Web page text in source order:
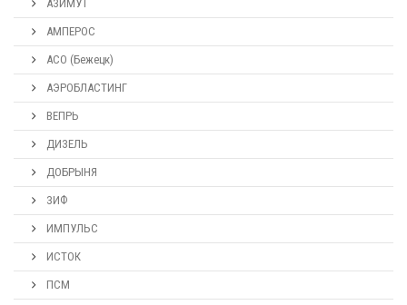
АЗИМУТ
АМПЕРОС
АСО (Бежецк)
АЭРОБЛАСТИНГ
ВЕПРЬ
ДИЗЕЛЬ
ДОБРЫНЯ
ЗИФ
ИМПУЛЬС
ИСТОК
ПСМ